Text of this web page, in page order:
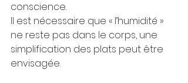
conscience.
Il est nécessaire que « l’humidité »
ne reste pas dans le corps, une
simplification des plats peut être
envisagée.